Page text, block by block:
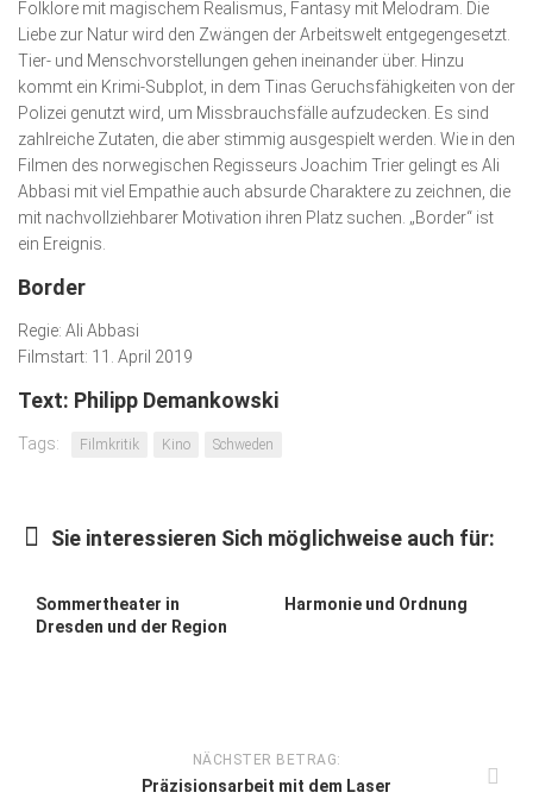
Folklore mit magischem Realismus, Fantasy mit Melodram. Die
Liebe zur Natur wird den Zwängen der Arbeitswelt entgegengesetzt.
Tier- und Menschvorstellungen gehen ineinander über. Hinzu
kommt ein Krimi-Subplot, in dem Tinas Geruchsfähigkeiten von der
Polizei genutzt wird, um Missbrauchsfälle aufzudecken. Es sind
zahlreiche Zutaten, die aber stimmig ausgespielt werden. Wie in den
Filmen des norwegischen Regisseurs Joachim Trier gelingt es Ali
Abbasi mit viel Empathie auch absurde Charaktere zu zeichnen, die
mit nachvollziehbarer Motivation ihren Platz suchen. „Border“ ist
ein Ereignis.
Border
Regie: Ali Abbasi
Filmstart: 11. April 2019
Text: Philipp Demankowski
Tags: Filmkritik Kino Schweden
Sie interessieren Sich möglichweise auch für:
Sommertheater in
Dresden und der Region
Harmonie und Ordnung
NÄCHSTER BETRAG:
Präzisionsarbeit mit dem Laser